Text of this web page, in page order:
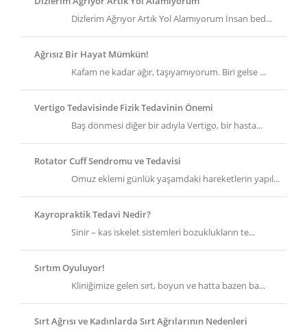
Dizlerim Ağrıyor Artık Yol Alamıyorum İnsan bed...
Ağrısız Bir Hayat Mümkün!
Kafam ne kadar ağır, taşıyamıyorum. Biri gelse ...
Vertigo Tedavisinde Fizik Tedavinin Önemi
Baş dönmesi diğer bir adıyla Vertigo, bir hasta...
Rotator Cuff Sendromu ve Tedavisi
Omuz eklemi günlük yaşamdaki hareketlerin yapıl...
Kayropraktik Tedavi Nedir?
Sinir – kas iskelet sistemleri bozuklukların te...
Sırtım Oyuluyor!
Kliniğimize gelen sırt, boyun ve hatta bazen ba...
Sırt Ağrısı ve Kadınlarda Sırt Ağrılarının Nedenleri